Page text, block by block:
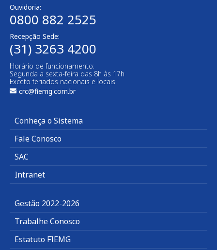
Ouvidoria:
0800 882 2525​
Recepção Sede:
(31) 3263 4200
Horário de funcionamento:
Segunda a sexta-feira das 8h às 17h
Exceto feriados nacionais e locais.
crc@fiemg.com.br
Conheça o Sistema
Fale Conosco
SAC
Intranet
Gestão 2022-2026
Trabalhe Conosco
Estatuto FIEMG